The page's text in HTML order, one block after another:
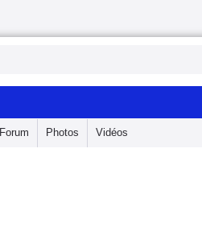
Forum Photos Vidéos